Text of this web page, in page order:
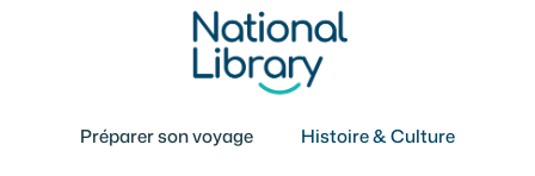
Préparer son voyage Histoire & Culture